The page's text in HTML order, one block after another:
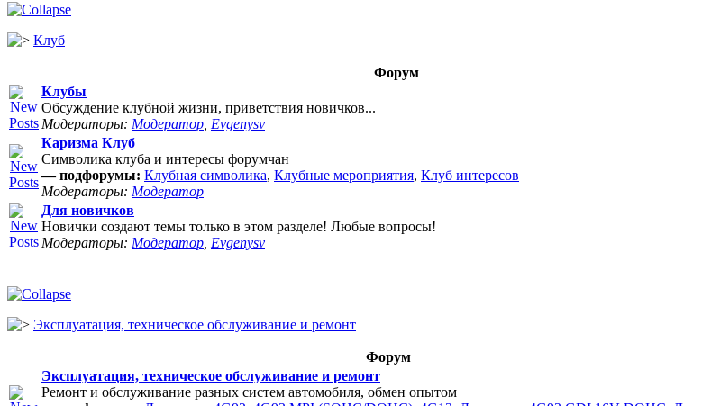
Клуб
Форум
Клубы
Обсуждение клубной жизни, приветствия новичков...
Модераторы: Модератор Evgenysv
Каризма Клуб
Символика клуба и интересы форумчан
— подфорумы: Клубная символика, Клубные мероприятия, Клуб интересов
Модераторы: Модератор
Для новичков
Новички создают темы только в этом разделе! Любые вопросы!
Модераторы: Модератор Evgenysv
Эксплуатация, техническое обслуживание и ремонт
Форум
Эксплуатация, техническое обслуживание и ремонт
Ремонт и обслуживание разных систем автомобиля, обмен опытом